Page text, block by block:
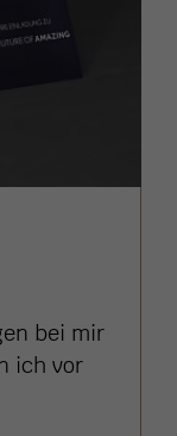
bei mir
ich vor